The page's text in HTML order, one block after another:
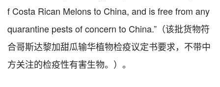
f Costa Rican Melons to China, and is free from any
quarantine pests of concern to China.”（该批货物符
合哥斯达黎加甜瓜输华植物检疫议定书要求，不带中
方关注的检疫性有害生物。）。